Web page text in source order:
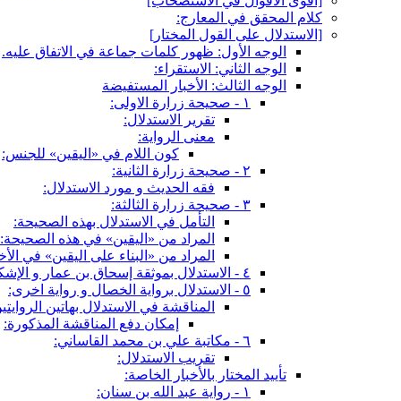
كلام المحقق في المعارج:
[الاستدلال على القول المختار]
الوجه الأول: ظهور كلمات جماعة في الاتفاق عليه.
الوجه الثاني: الاستقراء:
الوجه الثالث: الأخبار المستفيضة
١ - صحيحة زرارة الاولى:
تقرير الاستدلال:
معنى الرواية:
كون اللام في «اليقين» للجنس:
٢ - صحيحة زرارة الثانية:
فقه الحديث و مورد الاستدلال:
٣ - صحيحة زرارة الثالثة:
التأمل في الاستدلال بهذه الصحيحة:
المراد من «اليقين» في هذه الصحيحة:
المراد من «البناء على اليقين» في
٤ - الاستدلال بموثقة إسحاق بن عمار و الإشكال فيه:
٥ - الاستدلال برواية الخصال و رواية اخرى:
المناقشة في الاستدلال بهاتين
إمكان دفع المناقشة المذكورة:
٦ - مكاتبة علي بن محمد القاساني:
تقريب الاستدلال:
تأييد المختار بالأخبار الخاصة:
١ - رواية عبد الله بن سنان: